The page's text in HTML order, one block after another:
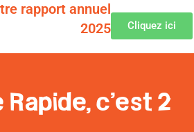
rapport annuel
2025
Cliquez ici
c’est 2